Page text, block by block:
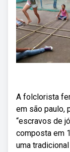
A folclorista
em são paulo,
“escravos de
composta em
uma